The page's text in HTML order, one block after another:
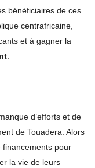
bénéficiaires de ces
centrafricaine,
et à gagner la
.
d’efforts et de
de Touadera. Alors
financements pour
la vie de leurs